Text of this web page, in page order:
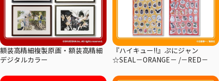
額装高精細複製原画・額装高精細
デジタルカラー
『ハイキュー!!』ぷにジャン
☆SEAL－ORANGE－ /－RED－